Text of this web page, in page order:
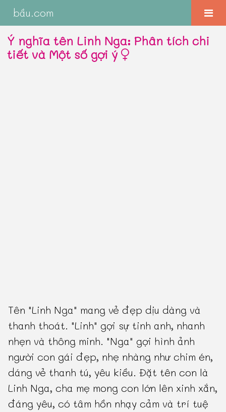
bầu.com
Ý nghĩa tên Linh Nga: Phân tích chi
tiết và Một số gợi ý
Tên "Linh Nga" mang vẻ đẹp dịu dàng và
thanh thoát. "Linh" gợi sự tinh anh, nhanh
nhẹn và thông minh. "Nga" gợi hình ảnh
người con gái đẹp, nhẹ nhàng như chim én,
dáng vẻ thanh tú, yêu kiều. Đặt tên con là
Linh Nga, cha mẹ mong con lớn lên xinh xắn,
đáng yêu, có tâm hồn nhạy cảm và trí tuệ